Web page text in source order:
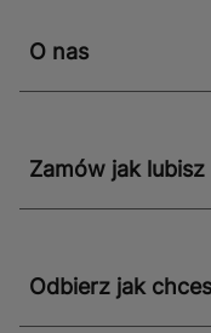
O nas
Zamów jak lubisz
Odbierz jak